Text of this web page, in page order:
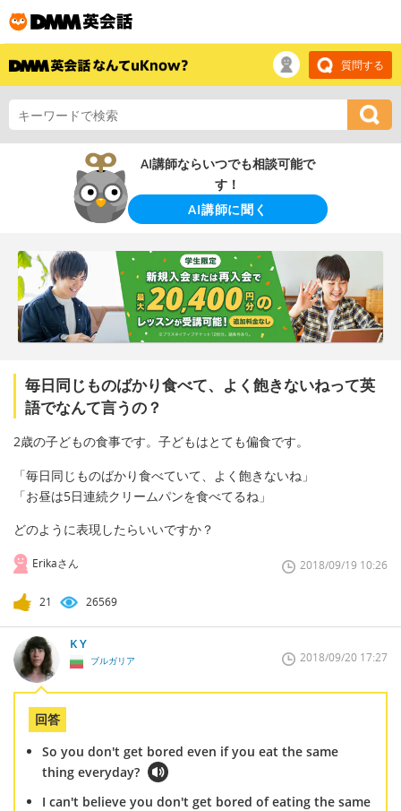
質問する
AI講師ならいつでも相談可能で
す！
AI講師に聞く
毎日同じものばかり食べて、よく飽きないねって英
語でなんて言うの？
2歳の子どもの食事です。子どもはとても偏食です。
「毎日同じものばかり食べていて、よく飽きないね」
「お昼は5日連続クリームパンを食べてるね」
どのように表現したらいいですか？
Erikaさん 2018/09/19 10:26
21 26569
K Y
ブルガリア 2018/09/20 17:27
回答
So you don't get bored even if you eat the same
thing everyday?
I can't believe you don't get bored of eating the same